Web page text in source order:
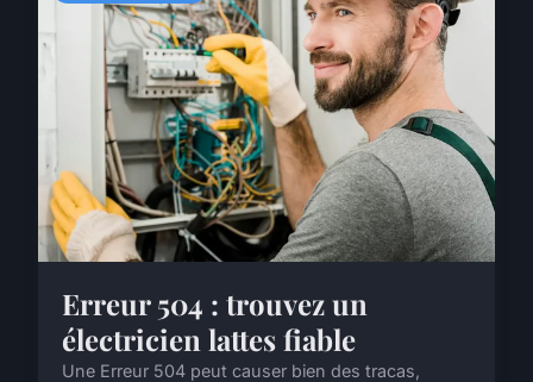
Erreur 504 : trouvez un
électricien lattes fiable
Une Erreur 504 peut causer bien des tracas,